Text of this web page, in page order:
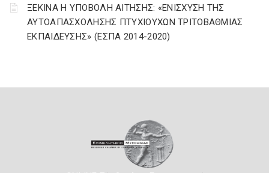
ΞΕΚΙΝΑ Η ΥΠΟΒΟΛΗ ΑΙΤΗΣΗΣ: «ΕΝΙΣΧΥΣΗ ΤΗΣ
ΑΥΤΟΑΠΑΣΧΟΛΗΣΗΣ ΠΤΥΧΙΟΥΧΩΝ ΤΡΙΤΟΒΑΘΜΙΑΣ
ΕΚΠΑΙΔΕΥΣΗΣ» (ΕΣΠΑ 2014-2020)